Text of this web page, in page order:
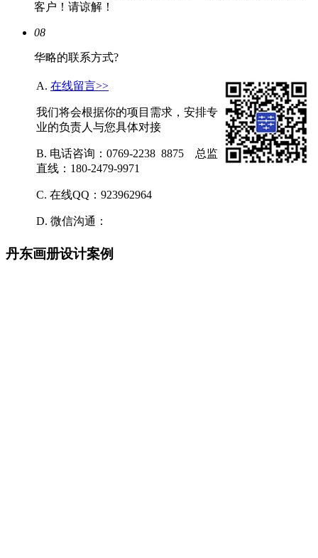
客户！请谅解！
08
华略的联系方式?
A. 在线留言>>
我们将会根据你的项目需求，安排专
业的负责人与您具体对接
B. 电话咨询：0769-2238 8875 总监
直线：180-2479-9971
C. 在线QQ：923962964
D. 微信沟通：
丹东画册设计案例